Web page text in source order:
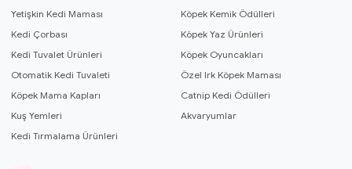
Yetişkin Kedi Maması
Köpek Kemik Ödülleri
Kedi Çorbası
Köpek Yaz Ürünleri
Kedi Tuvalet Ürünleri
Köpek Oyuncakları
Otomatik Kedi Tuvaleti
Özel Irk Köpek Maması
Köpek Mama Kapları
Catnip Kedi Ödülleri
Kuş Yemleri
Akvaryumlar
Kedi Tırmalama Ürünleri